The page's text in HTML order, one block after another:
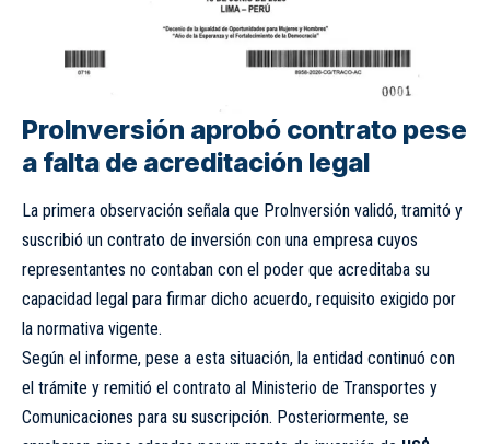
ProInversión aprobó contrato pese
a falta de acreditación legal
La primera observación señala que ProInversión validó, tramitó y
suscribió un contrato de inversión con una empresa cuyos
representantes no contaban con el poder que acreditaba su
capacidad legal para firmar dicho acuerdo, requisito exigido por
la normativa vigente.
Según el informe, pese a esta situación, la entidad continuó con
el trámite y remitió el contrato al Ministerio de Transportes y
Comunicaciones para su suscripción. Posteriormente, se